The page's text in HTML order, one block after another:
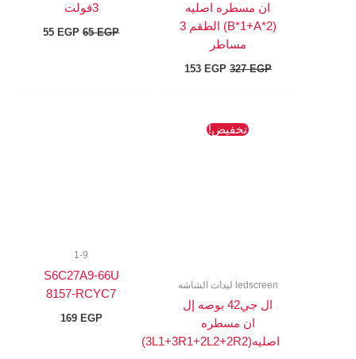
ان مسطره اصليه
(B*1+A*2) الطقم 3
مساطر
327EGP
153 EGP
3فولت
65EGP
55 EGP
تخفيض!
ledscreen ليدات الشاشه
ال جي42 بوصه إل
ان مسطره
اصليه(3L1+3R1+2L2+2R2)
السعر
1-9
S6C27A9-66U
8157-RCYC7
169 EGP